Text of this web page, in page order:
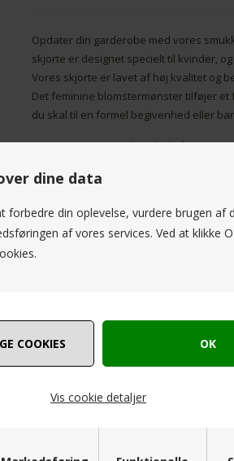
dine data
forbedre din oplevelse, vurdere brugen af
af vores services. Ved at klikke
Vis cookie detaljer
Opdater din garderobe med vores
skjorte er designet specielt til kvinder,
Vores skjorte er lavet af høj kvalitet og
Det feminine blomstermønster tilføjer
du skal til en formel begivenhed eller
CostaMani Beautii Shirt Black Flower
Smuk skjorte i ren viscose, som har et
Materiale : 100% Viscose
CostaMani Beautii Shirt Black Flower er
perfekt til enhver lejlighed, og den
materiale, der giver dig komfort hele
en flot kontrast, der vil få dig til at skille
designet til at passe til enhver
følgende produkter